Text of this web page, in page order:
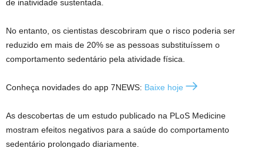
de inatividade sustentada.
No entanto, os cientistas descobriram que o risco poderia ser
reduzido em mais de 20% se as pessoas substituíssem o
comportamento sedentário pela atividade física.
Conheça novidades do app 7NEWS: Baixe hoje
As descobertas de um estudo publicado na PLoS Medicine
mostram efeitos negativos para a saúde do comportamento
sedentário prolongado diariamente.